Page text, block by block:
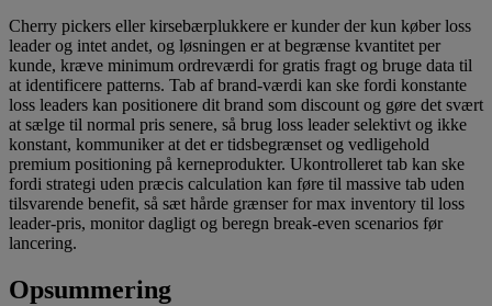
Cherry pickers eller kirsebærplukkere er kunder der kun køber loss
leader og intet andet, og løsningen er at begrænse kvantitet per
kunde, kræve minimum ordreværdi for gratis fragt og bruge data til
at identificere patterns. Tab af brand-værdi kan ske fordi konstante
loss leaders kan positionere dit brand som discount og gøre det svært
at sælge til normal pris senere, så brug loss leader selektivt og ikke
konstant, kommuniker at det er tidsbegrænset og vedligehold
premium positioning på kerneprodukter. Ukontrolleret tab kan ske
fordi strategi uden præcis calculation kan føre til massive tab uden
tilsvarende benefit, så sæt hårde grænser for max inventory til loss
leader-pris, monitor dagligt og beregn break-even scenarios før
lancering.
Opsummering